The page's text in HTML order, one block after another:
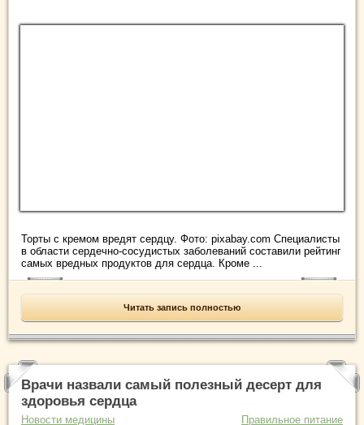
Торты с кремом вредят сердцу. Фото: pixabay.com Специалисты
в области сердечно-сосудистых заболеваний составили рейтинг
самых вредных продуктов для сердца. Кроме ...
Читать запись полностью
Врачи назвали самый полезный десерт для
здоровья сердца
Новости медицины Правильное питание